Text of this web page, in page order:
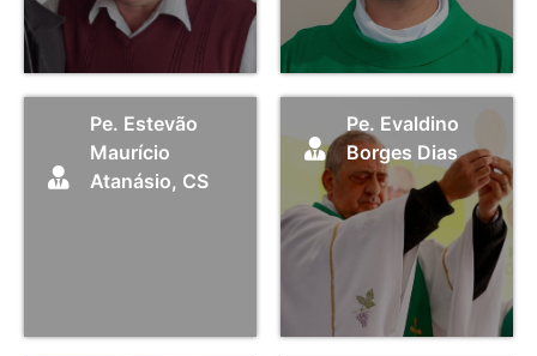
Pe. Estevão
Maurício
Atanásio, CS
Pe. Evaldino
Borges Dias